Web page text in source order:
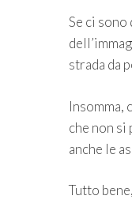
Se ci
strada da
Insomma,
che non
anche le
Tutto